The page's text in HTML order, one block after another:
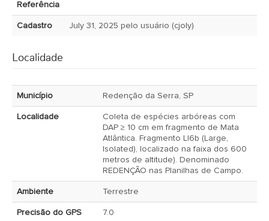
Referência
Cadastro July 31, 2025 pelo usuário (cjoly)
Localidade
Município Redenção da Serra, SP
Localidade
Coleta de espécies arbóreas com
DAP ≥ 10 cm em fragmento de Mata
Atlântica. Fragmento LI6b (Large,
Isolated), localizado na faixa dos 600
metros de altitude). Denominado
REDENÇÃO nas Planilhas de Campo.
Ambiente Terrestre
Precisão do GPS 7.0